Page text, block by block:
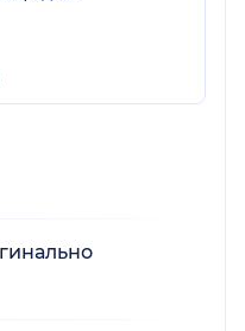
врача и смело